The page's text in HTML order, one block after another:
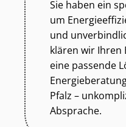
Sie haben ein
um
und
klären wir Ihren
eine passende
Pfalz –
Absprache.